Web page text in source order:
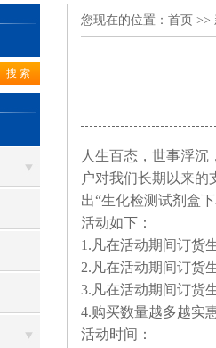
您现在的位置： 首页 >>
人生百态，世事浮
户对我们长期以来
出“生化检测试剂盒
活动如下：
1.凡在活动期间订货
2.凡在活动期间订货
3.凡在活动期间订货
4.购买数量越多越实
活动时间：